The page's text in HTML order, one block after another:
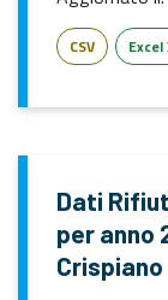
CSV Excel
Dati
per anno
Crispiano